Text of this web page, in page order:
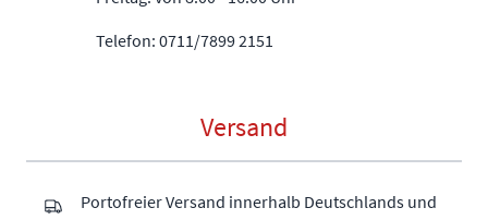
Telefon: 0711/7899 2151
Versand
Portofreier Versand innerhalb Deutschlands und